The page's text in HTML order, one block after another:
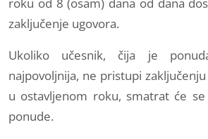
zaključenje ugovora.
Ukoliko učesnik, čija je
najpovoljnija, ne pristupi
u ostavljenom roku, smatrat će
ponude.